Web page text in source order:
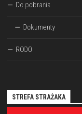
Do pobrania
Dokumenty
RODO
STREFA STRAŻAKA